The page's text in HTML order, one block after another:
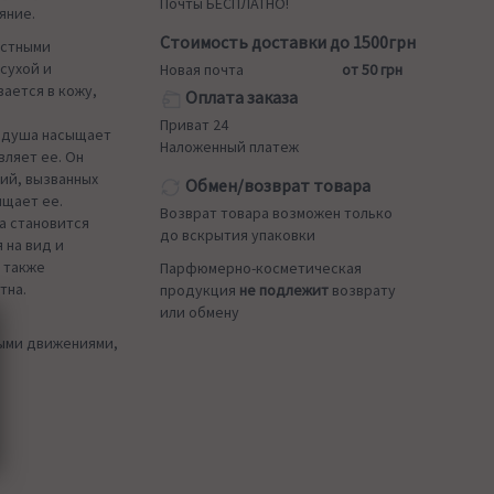
и
в кожу,
душа насыщает
ее. Он
вызванных
ее.
становится
на вид и
движениями,
Стоимость доставки до 1500грн
Новая почта от 50 грн
Оплата заказа
Приват 24
Наложенный платеж
Обмен/возврат товара
Возврат товара возможен только
до вскрытия упаковки
Парфюмерно-косметическая
продукция не подлежит возврату
или обмену